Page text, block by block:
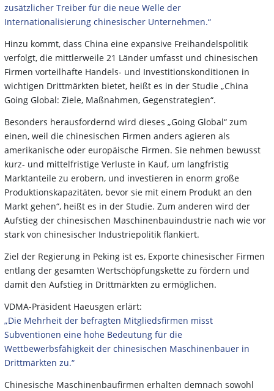
zusätzlicher Treiber für die neue Welle der
Internationalisierung chinesischer Unternehmen.“
Hinzu kommt, dass China eine expansive Freihandelspolitik
verfolgt, die mittlerweile 21 Länder umfasst und chinesischen
Firmen vorteilhafte Handels- und Investitionskonditionen in
wichtigen Drittmärkten bietet, heißt es in der Studie „China
Going Global: Ziele, Maßnahmen, Gegenstrategien“.
Besonders herausfordernd wird dieses „Going Global“ zum
einen, weil die chinesischen Firmen anders agieren als
amerikanische oder europäische Firmen. Sie nehmen bewusst
kurz- und mittelfristige Verluste in Kauf, um langfristig
Marktanteile zu erobern, und investieren in enorm große
Produktionskapazitäten, bevor sie mit einem Produkt an den
Markt gehen“, heißt es in der Studie. Zum anderen wird der
Aufstieg der chinesischen Maschinenbauindustrie nach wie vor
stark von chinesischer Industriepolitik flankiert.
Ziel der Regierung in Peking ist es, Exporte chinesischer Firmen
entlang der gesamten Wertschöpfungskette zu fördern und
damit den Aufstieg in Drittmärkten zu ermöglichen.
VDMA-Präsident Haeusgen erlärt:
„Die Mehrheit der befragten Mitgliedsfirmen misst
Subventionen eine hohe Bedeutung für die
Wettbewerbsfähigkeit der chinesischen Maschinenbauer in
Drittmärkten zu.“
Chinesische Maschinenbaufirmen erhalten demnach sowohl